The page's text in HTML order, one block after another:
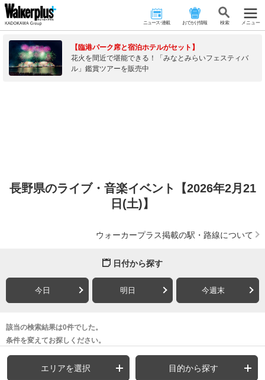
ニュース･連載 おでかけ情報 検 索 メニュー
【臨港パーク席と宿泊ホテルがセット】
花火を間近で堪能できる！「みなとみらいフェスティバ
ル」鑑賞ツアーを販売中
長野県のライブ・音楽イベント【2026年2月21
日(土)】
ウォーカープラス掲載の駅・路線について
日付から探す
今日 明日 今週末
該当の検索結果は0件でした。
条件を変えてお探しください。
エリアを選択 目的から探す